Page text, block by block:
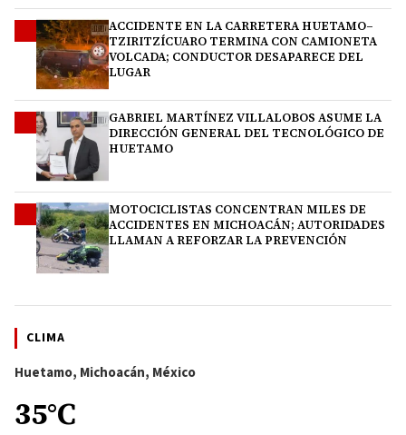
ACCIDENTE EN LA CARRETERA HUETAMO–
TZIRITZÍCUARO TERMINA CON CAMIONETA
VOLCADA; CONDUCTOR DESAPARECE DEL
LUGAR
GABRIEL MARTÍNEZ VILLALOBOS ASUME LA
DIRECCIÓN GENERAL DEL TECNOLÓGICO DE
HUETAMO
MOTOCICLISTAS CONCENTRAN MILES DE
ACCIDENTES EN MICHOACÁN; AUTORIDADES
LLAMAN A REFORZAR LA PREVENCIÓN
CLIMA
Huetamo, Michoacán, México
35°C